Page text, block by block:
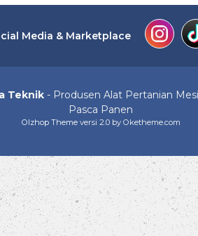
Media & Marketplace
Teknik- Produsen Alat Pertanian
Pasca Panen
Olzhop Themeversi 2.0 by Oketheme.com